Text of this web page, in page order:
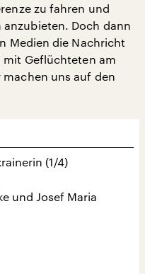
zu fahren und
Doch dann
Medien die Nachricht
mit Geflüchteten am
uns auf den
(1/4)
und Josef Maria